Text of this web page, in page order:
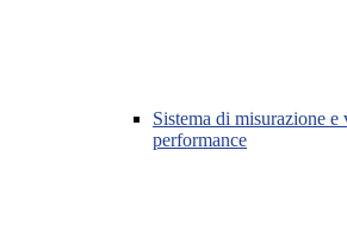
Sistema di misurazione e
performance